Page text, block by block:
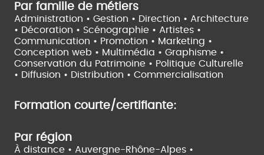
Par famille de métiers
Administration • Gestion • Direction • Architecture
• Décoration • Scénographie • Artistes •
Communication • Promotion • Marketing •
Conception web • Multimédia • Graphisme •
Conservation du Patrimoine • Politique Culturelle
• Diffusion • Distribution • Commercialisation
Formation courte/certifiante:
Par région
À distance • Auvergne-Rhône-Alpes •